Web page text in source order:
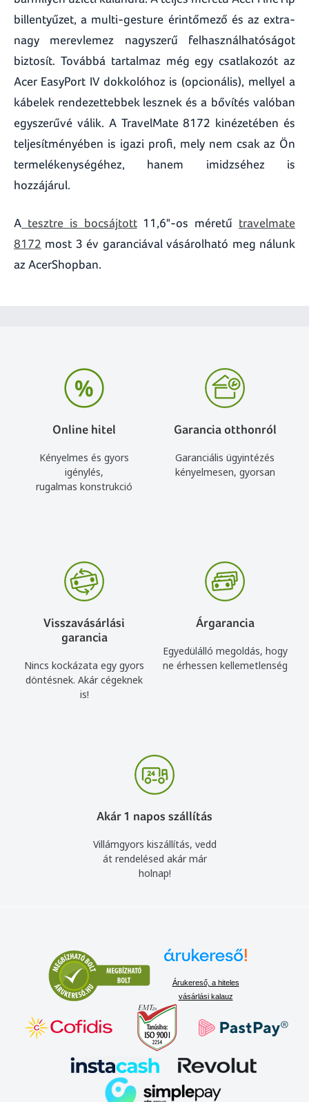
billentyűzet, a multi-gesture érintőmező és az extra-
nagy merevlemez nagyszerű felhasználhatóságot
biztosít. Továbbá tartalmaz még egy csatlakozót az
Acer EasyPort IV dokkolóhoz is (opcionális), mellyel a
kábelek rendezettebbek lesznek és a bővítés valóban
egyszerűvé válik. A TravelMate 8172 kinézetében és
teljesítményében is igazi profi, mely nem csak az Ön
termelékenységéhez, hanem imidzséhez is
hozzájárul.
A tesztre is bocsájtott11,6"-os méretű travelmate
8172 most 3 év garanciával vásárolható meg nálunk
az AcerShopban.
Online hitel
Kényelmes és gyors
igénylés,
rugalmas konstrukció
Garancia otthonról
Garanciális ügyintézés
kényelmesen, gyorsan
Visszavásárlási
garancia
Nincs kockázata egy gyors
döntésnek. Akár cégeknek
is!
Árgarancia
Egyedülálló megoldás, hogy
ne érhessen kellemetlenség
Akár 1 napos szállítás
Villámgyors kiszállítás, vedd
át rendelésed akár már
holnap!
Árukereső, a hiteles
vásárlási kalauz